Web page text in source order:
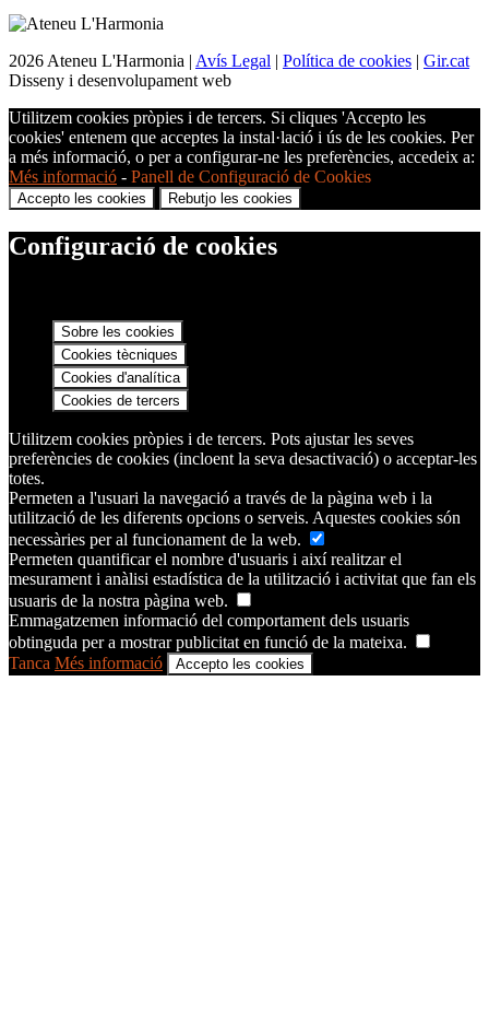
2026 Ateneu L'Harmonia | Avís Legal | Política de cookies | Gir.cat
Disseny i desenvolupament web
Utilitzem cookies pròpies i de tercers. Si cliques 'Accepto les
cookies' entenem que acceptes la instal·lació i ús de les cookies. Per
a més informació, o per a configurar-ne les preferències, accedeix a:
Més informació - Panell de Configuració de Cookies
Accepto les cookies Rebutjo les cookies
Configuració de cookies
Sobre les cookies
Cookies tècniques
Cookies d'analítica
Cookies de tercers
Utilitzem cookies pròpies i de tercers. Pots ajustar les seves
preferències de cookies (incloent la seva desactivació) o acceptar-les
totes.
Permeten a l'usuari la navegació a través de la pàgina web i la
utilització de les diferents opcions o serveis. Aquestes cookies són
necessàries per al funcionament de la web.
Permeten quantificar el nombre d'usuaris i així realitzar el
mesurament i anàlisi estadística de la utilització i activitat que fan els
usuaris de la nostra pàgina web.
Emmagatzemen informació del comportament dels usuaris
obtinguda per a mostrar publicitat en funció de la mateixa.
Tanca Més informació Accepto les cookies